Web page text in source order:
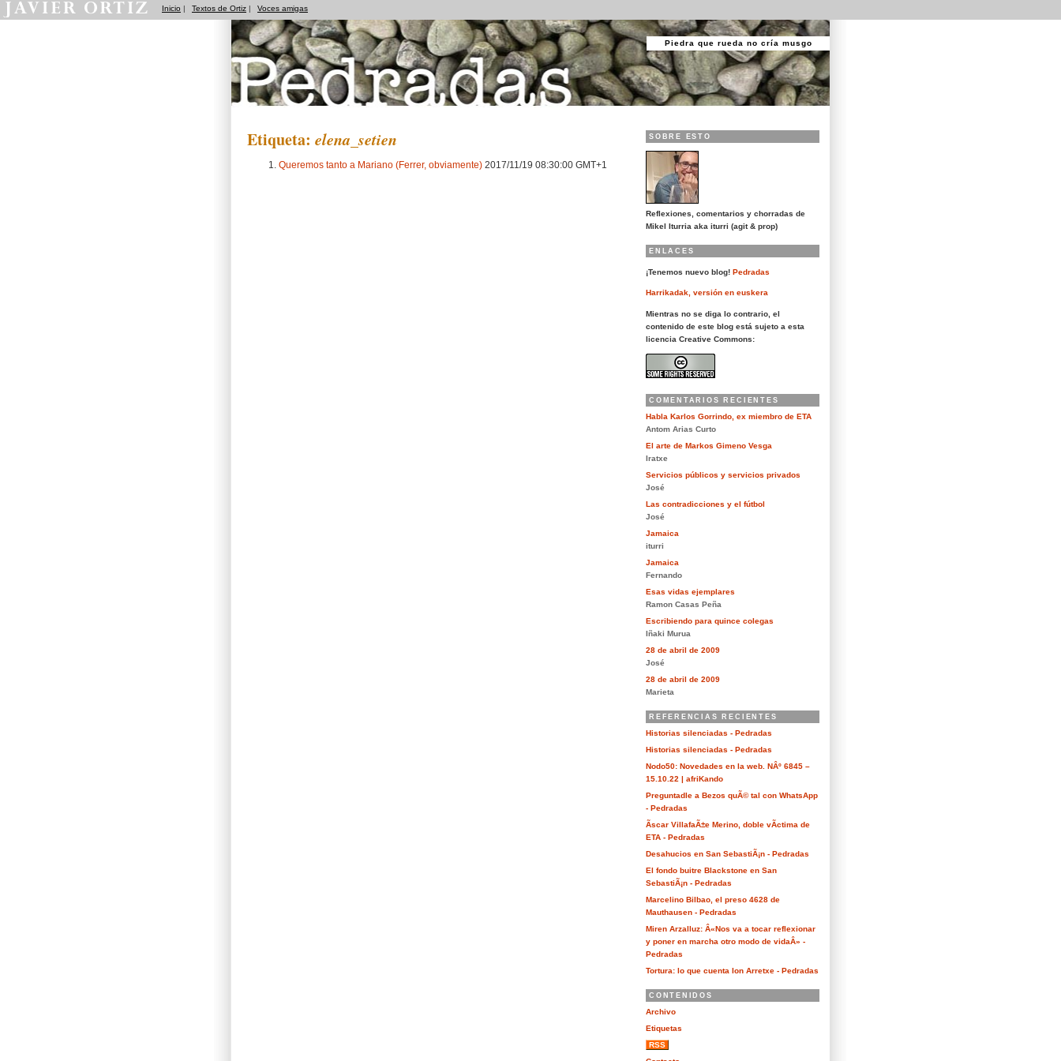
Inicio | Textos de Ortiz | Voces amigas
Piedra que rueda no cría musgo
Etiqueta: elena_setien
Queremos tanto a Mariano (Ferrer, obviamente) 2017/11/19 08:30:00 GMT+1
SOBRE ESTO
Reflexiones, comentarios y chorradas de
Mikel Iturria aka iturri (agit & prop)
ENLACES
¡Tenemos nuevo blog! Pedradas
Harrikadak, versión en euskera
Mientras no se diga lo contrario, el
contenido de este blog está sujeto a esta
licencia Creative Commons:
COMENTARIOS RECIENTES
Habla Karlos Gorrindo, ex miembro de ETA
Antom Arias Curto
El arte de Markos Gimeno Vesga
Iratxe
Servicios públicos y servicios privados
José
Las contradicciones y el fútbol
José
Jamaica
iturri
Jamaica
Fernando
Esas vidas ejemplares
Ramon Casas Peña
Escribiendo para quince colegas
Iñaki Murua
28 de abril de 2009
José
28 de abril de 2009
Marieta
REFERENCIAS RECIENTES
Historias silenciadas - Pedradas
Historias silenciadas - Pedradas
Nodo50: Novedades en la web. NÂº 6845 –
15.10.22 | afriKando
Preguntadle a Bezos quÃ© tal con WhatsApp
- Pedradas
Ãscar VillafaÃ±e Merino, doble vÃ­ctima de
ETA - Pedradas
Desahucios en San SebastiÃ¡n - Pedradas
El fondo buitre Blackstone en San
SebastiÃ¡n - Pedradas
Marcelino Bilbao, el preso 4628 de
Mauthausen - Pedradas
Miren Arzalluz: Â«Nos va a tocar reflexionar
y poner en marcha otro modo de vidaÂ» -
Pedradas
Tortura: lo que cuenta Ion Arretxe - Pedradas
CONTENIDOS
Archivo
Etiquetas
RSS